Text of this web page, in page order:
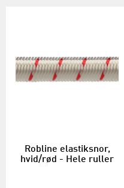
Robline elastiksnor,
hvid/rød - Hele ruller